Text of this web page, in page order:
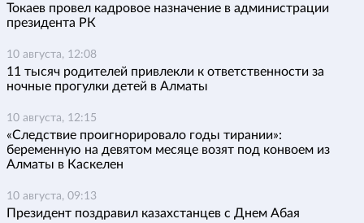
Токаев провел кадровое назначение в администрации
президента РК
10 августа, 12:08
11 тысяч родителей привлекли к ответственности за
ночные прогулки детей в Алматы
10 августа, 12:15
«Следствие проигнорировало годы тирании»:
беременную на девятом месяце возят под конвоем из
Алматы в Каскелен
10 августа, 09:13
Президент поздравил казахстанцев с Днем Абая